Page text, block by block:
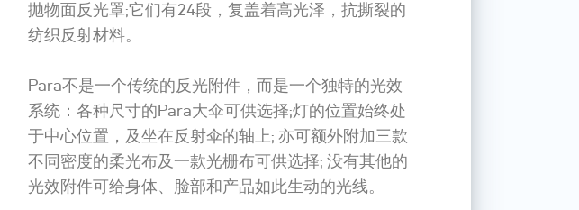
抛物面反光罩;它们有24段，复盖着高光泽，抗撕裂的
纺织反射材料。
Para不是一个传统的反光附件，而是一个独特的光效
系统：各种尺寸的Para大伞可供选择;灯的位置始终处
于中心位置，及坐在反射伞的轴上; 亦可额外附加三款
不同密度的柔光布及一款光栅布可供选择; 没有其他的
光效附件可给身体、脸部和产品如此生动的光线。